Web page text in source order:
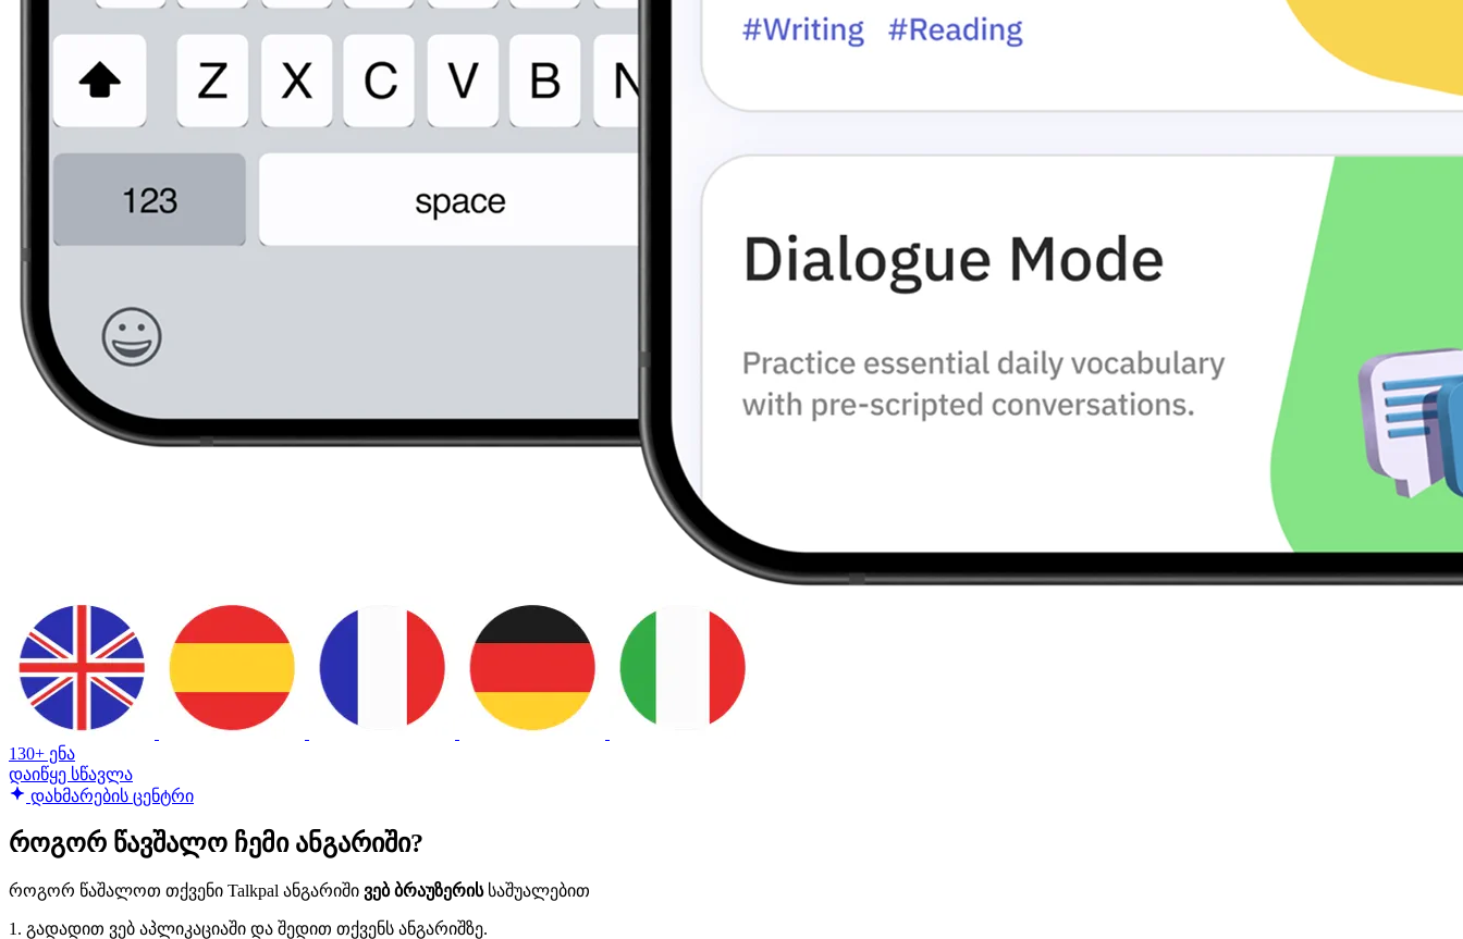
130+ ენა
დაიწყე სწავლა
დახმარების ცენტრი
როგორ წავშალო ჩემი ანგარიში?
როგორ წაშალოთ თქვენი Talkpal ანგარიში ვებ ბრაუზერისსაშუალებით
1. გადადით ვებ აპლიკაციაში და შედით თქვენს ანგარიშზე.